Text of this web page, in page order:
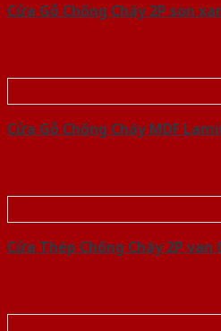
Cửa Gỗ Chống Cháy 2P son
Cửa Gỗ Chống Cháy MDF
Cửa Thép Chống Cháy 2P van